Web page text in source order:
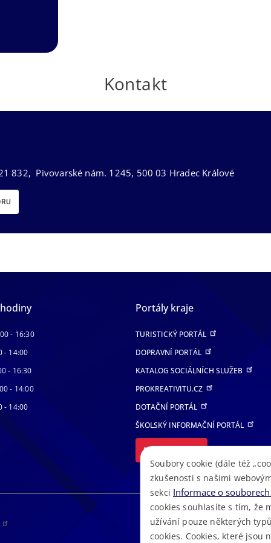
Kontakt
832, Pivovarské nám. 1245, 500 03 Hradec Králové
- 16:30
- 14:00
- 16:30
- 14:00
- 14:00
Portály kraje
TURISTICKÝ PORTÁL
DOPRAVNÍ PORTÁL
KATALOG SOCIÁLNÍCH SLUŽEB
PROKREATIVITU.CZ
DOTAČNÍ PORTÁL
ŠKOLSKÝ INFORMAČNÍ PORTÁL
DALŠÍ PORTÁLY
RSS
Soubory cookie (dále též
zkušenosti s našimi
sekci Informace o
cookies souhlasíte s tím, že
užívání pouze některých
cookies. Cookies, které jsou